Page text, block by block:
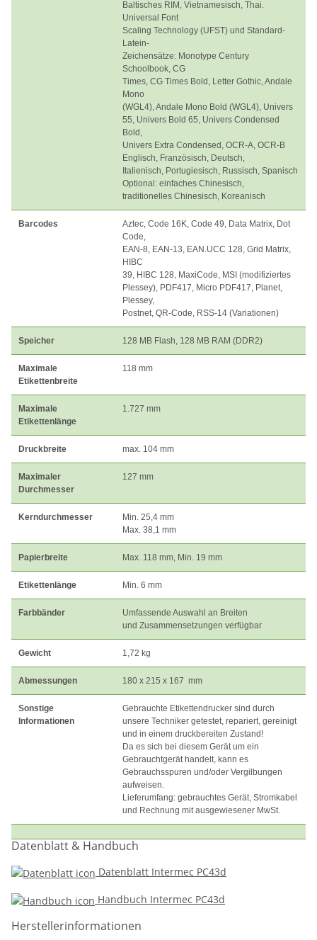
Baltisches RIM, Vietnamesisch, Thai.
Universal Font
Scaling Technology (UFST) und Standard-
Latein-
Zeichensätze: Monotype Century
Schoolbook, CG
Times, CG Times Bold, Letter Gothic, Andale
Mono
(WGL4), Andale Mono Bold (WGL4), Univers
55, Univers Bold 65, Univers Condensed
Bold,
Univers Extra Condensed, OCR-A, OCR-B
Englisch, Französisch, Deutsch,
Italienisch, Portugiesisch, Russisch, Spanisch
Optional: einfaches Chinesisch,
traditionelles Chinesisch, Koreanisch
Barcodes
Aztec, Code 16K, Code 49, Data Matrix, Dot
Code,
EAN-8, EAN-13, EAN.UCC 128, Grid Matrix,
HIBC
39, HIBC 128, MaxiCode, MSI (modifiziertes
Plessey), PDF417, Micro PDF417, Planet,
Plessey,
Postnet, QR-Code, RSS-14 (Variationen)
Speicher 128 MB Flash, 128 MB RAM (DDR2)
Maximale
Etikettenbreite
118 mm
Maximale
Etikettenlänge
1.727 mm
Druckbreite max. 104 mm
Maximaler
Durchmesser
127 mm
Kerndurchmesser
Min. 25,4 mm
Max. 38,1 mm
Papierbreite Max. 118 mm, Min. 19 mm
Etikettenlänge Min. 6 mm
Farbbänder
Umfassende Auswahl an Breiten
und Zusammensetzungen verfügbar
Gewicht 1,72 kg
Abmessungen 180 x 215 x 167 mm
Sonstige
Informationen
Gebrauchte Etikettendrucker sind durch
unsere Techniker getestet, repariert, gereinigt
und in einem druckbereiten Zustand!
Da es sich bei diesem Gerät um ein
Gebrauchtgerät handelt, kann es
Gebrauchsspuren und/oder Vergilbungen
aufweisen.
Lieferumfang: gebrauchtes Gerät, Stromkabel
und Rechnung mit ausgewiesener MwSt.
Datenblatt & Handbuch
Datenblatt Intermec PC43d
Handbuch Intermec PC43d
Herstellerinformationen